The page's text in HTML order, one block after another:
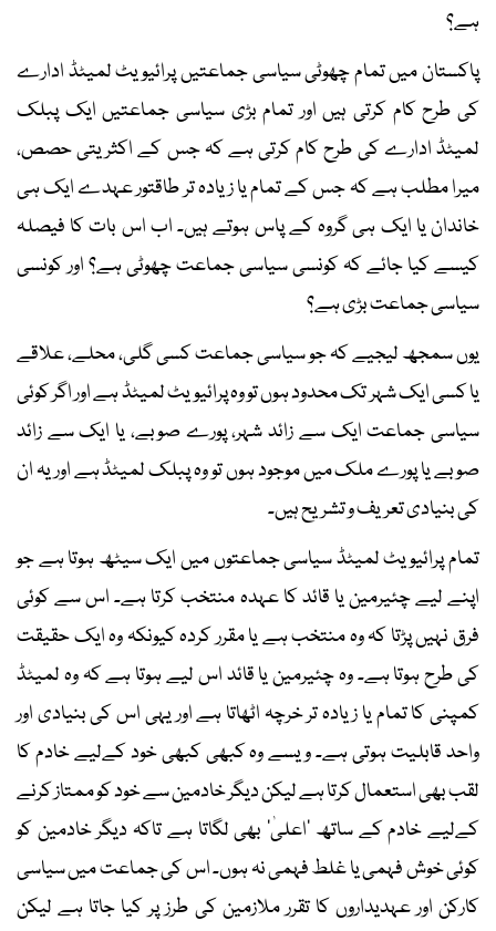
ہے؟
پاکستان میں تمام چھوٹی سیاسی جماعتیں پرائیویٹ لمیٹڈ ادارے
کی طرح کام کرتی ہیں اور تمام بڑی سیاسی جماعتیں ایک پبلک
لمیٹڈ ادارے کی طرح کام کرتی ہے کہ جس کے اکثریتی حصص،
میرا مطلب ہے کہ جس کے تمام یا زیادہ تر طاقتور عہدے ایک ہی
خاندان یا ایک ہی گروہ کے پاس ہوتے ہیں۔ اب اس بات کا فیصلہ
کیسے کیا جائے کہ کونسی سیاسی جماعت چھوٹی ہے؟ اور کونسی
سیاسی جماعت بڑی ہے؟
یوں سمجھ لیجیے کہ جو سیاسی جماعت کسی گلی، محلے، علاقے
یا کسی ایک شہر تک محدود ہوں تو وہ پرائیویٹ لمیٹڈ ہے اور اگر کوئی
سیاسی جماعت ایک سے زائد شہر، پورے صوبے، یا ایک سے زائد
صوبے یا پورے ملک میں موجود ہوں تو وہ پبلک لمیٹڈ ہے اور یہ ان
کی بنیادی تعریف و تشریح ہیں۔
تمام پرائیویٹ لمیٹڈ سیاسی جماعتوں میں ایک سیٹھ ہوتا ہے جو
اپنے لیے چئیرمین یا قائد کا عہدہ منتخب کرتا ہے۔ اس سے کوئی
فرق نہیں پڑتا کہ وہ منتخب ہے یا مقرر کردہ کیونکہ وہ ایک حقیقت
کی طرح ہوتا ہے۔ وہ چئیرمین یا قائد اس لیے ہوتا ہے کہ وہ لمیٹڈ
کمپنی کا تمام یا زیادہ تر خرچہ اٹھاتا ہے اور یہی اس کی بنیادی اور
واحد قابلیت ہوتی ہے۔ ویسے وہ کبھی کبھی خود کےلیے خادم کا
لقب بھی استعمال کرتا ہے لیکن دیگر خادمین سے خود کو ممتاز کرنے
کےلیے خادم کے ساتھ ’اعلیٰ‘ بھی لگاتا ہے تاکہ دیگر خادمین کو
کوئی خوش فہمی یا غلط فہمی نہ ہوں۔ اس کی جماعت میں سیاسی
کارکن اور عہدیداروں کا تقرر ملازمین کی طرز پر کیا جاتا ہے لیکن